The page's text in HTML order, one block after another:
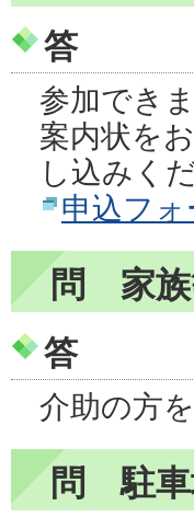
答
参加できま
案内状を
し込みく
申込フォ
問 家族
答
介助の方
問 駐車